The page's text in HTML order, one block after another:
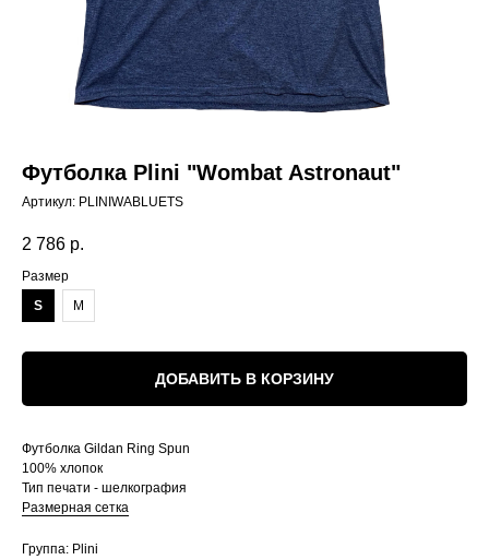
Футболка Plini "Wombat Astronaut"
Артикул: PLINIWABLUETS
2 786 р.
Размер
S
M
ДОБАВИТЬ В КОРЗИНУ
Футболка Gildan Ring Spun
100% хлопок
Тип печати - шелкография
Размерная сетка
Группа: Plini